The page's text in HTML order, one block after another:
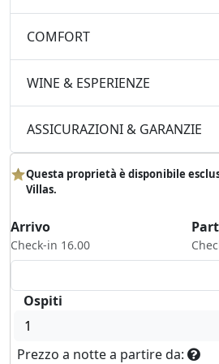
COMFORT
WINE & ESPERIENZE
ASSICURAZIONI & GARANZIE
Questa proprietà è disponibile
Villas.
Arrivo
Check-in 16.00
Ospiti
1
Prezzo a notte a partire da: